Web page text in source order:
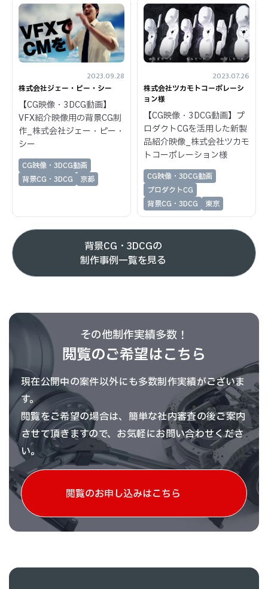
2023.09.28
株式会社ジェー・ピー・シー
【CG映像・3DCG動画】
VFX紹介映像用の背景CG制
作_株式会社ジェー・ピー・
シー
CG映像・3DCG動画
背景CG・3DCG
京都
2023.07.26
株式会社ツカモトコーポレーシ
ョン様
【CG映像・3DCG動画】プ
ロダクトCGを活用した新製
品紹介映像_株式会社ツカモ
トコーポレーション様
CG映像・3DCG動画
プロダクトCG
背景CG・3DCG
東京
背景CG・3DCGの
制作事例一覧を見る
その他制作実績多数！
閲覧のご希望はこちら
現在公開中の案件以外にも多数制作実績がございま
す。
閲覧をご希望の場合は、簡単な社内審査の後ご案内
させて頂きますので、お気軽にお問い合わせくださ
い。
閲覧のお申し込みはこちら